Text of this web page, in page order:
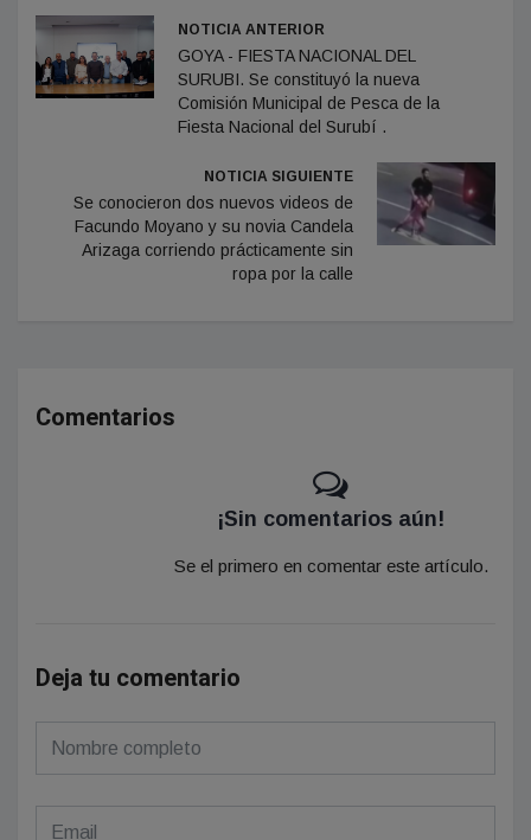
NOTICIA ANTERIOR
GOYA - FIESTA NACIONAL DEL
SURUBI. Se constituyó la nueva
Comisión Municipal de Pesca de la
Fiesta Nacional del Surubí .
NOTICIA SIGUIENTE
Se conocieron dos nuevos videos de
Facundo Moyano y su novia Candela
Arizaga corriendo prácticamente sin
ropa por la calle
Comentarios
¡Sin comentarios aún!
Se el primero en comentar este artículo.
Deja tu comentario